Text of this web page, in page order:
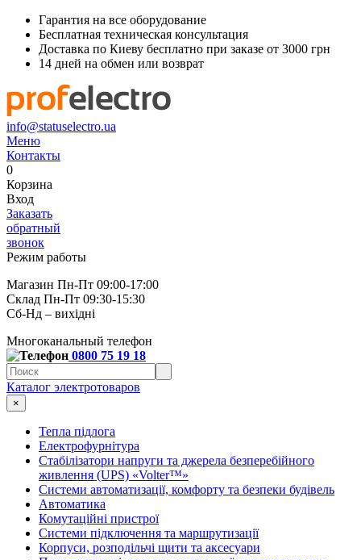
Гарантия на все оборудование
Бесплатная техническая консультация
Доставка по Киеву бесплатно при заказе от 3000 грн
14 дней на обмен или возврат
info@statuselectro.ua
Меню
Контакты
0
Корзина
Вход
Заказать
обратный
звонок
Режим работы
Магазин Пн-Пт 09:00-17:00
Склад Пн-Пт 09:30-15:30
Сб-Нд – вихідні
Многоканальный телефон
0800 75 19 18
Каталог электротоваров
×
Тепла підлога
Електрофурнітура
Cтабілізатори напруги та джерела безперебійного
живлення (UPS) «Volter™»
Системи автоматизації, комфорту та безпеки будівель
Автоматика
Комутаційні пристрої
Системи підключення та маршрутизації
Корпуси, розподільчі щити та аксесуари